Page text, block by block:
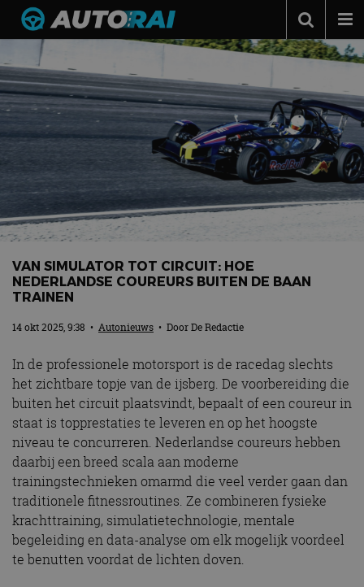
Autonieuws
Podcast
Autotests
Automerken
Adverteren
Contact
MotorRAI.nl
VAN SIMULATOR TOT CIRCUIT: HOE
NEDERLANDSE COUREURS BUITEN DE BAAN
TRAINEN
14 okt 2025, 9:38 • Autonieuws • DoorDe Redactie
In de professionele motorsport is de racedag slechts
het zichtbare topje van de ijsberg. De voorbereiding die
buiten het circuit plaatsvindt, bepaalt of een coureur in
staat is topprestaties te leveren en op het hoogste
niveau te concurreren. Nederlandse coureurs hebben
daarbij een breed scala aan moderne
trainingstechnieken omarmd die veel verder gaan dan
traditionele fitnessroutines. Ze combineren fysieke
krachttraining, simulatie­technologie, mentale
begeleiding en data-analyse om elk mogelijk voordeel
te benutten voordat de lichten doven.